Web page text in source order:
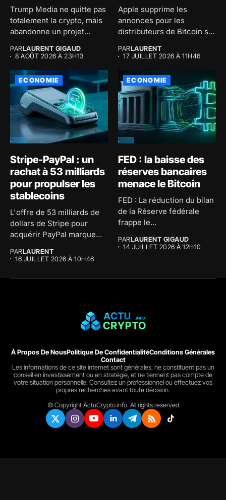
Trump Media ne quitte pas
totalement la crypto, mais
abandonne un projet...
PARLAURENT GIGAUD
8 AOÛT 2026 À 23H13
Apple supprime les
annonces pour les
distributeurs de Bitcoin sur
PARLAURENT
17 JUILLET 2026 À 11H46
ECONOMIE
Stripe-PayPal : un
rachat à 53 milliards
pour propulser les
stablecoins
L'offre de 53 milliards de
dollars de Stripe pour
acquérir PayPal marque...
PARLAURENT
16 JUILLET 2026 À 10H46
ECONOMIE
FED : la baisse des
réserves bancaires
menace le Bitcoin
FED : La réduction du bilan
de la Réserve fédérale
frappe le...
PARLAURENT GIGAUD
14 JUILLET 2026 À 12H10
À Propos De NousPolitique De ConfidentialitéConditions Générales
Contact
Les informations de ce site internet sont générales, ne constituent pas un
conseil en investissement ou en stratégie, et ne tiennent pas compte de
votre situation personnelle. Consultez un professionnel ou effectuez vos
propres recherches avant toute décision.
© Copyright ActuCrypto.info. All rights reserved